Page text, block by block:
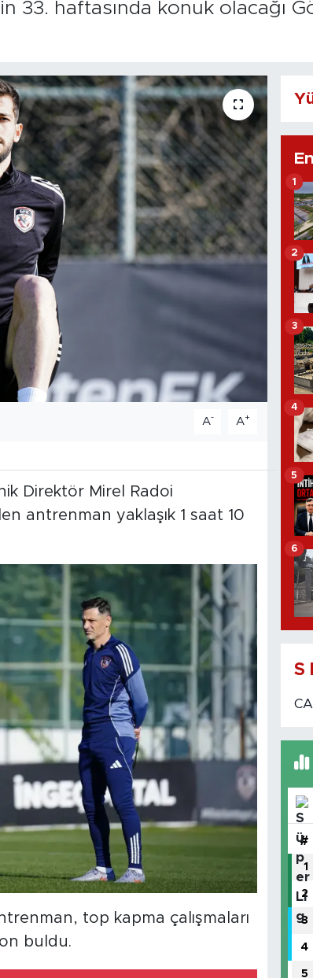
haftasında konuk olacağı
A- A+
Direktör Mirel Radoi
antrenman yaklaşık 1 saat 10
top kapma çalışmaları
buldu.
1
2
3
4
5
6
S
#
1
2
3
4
5